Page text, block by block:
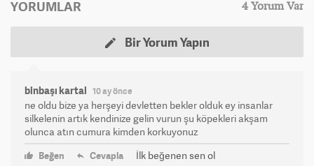
YORUMLAR 4 Yorum Var
Bir Yorum Yapın
binbaşı kartal 10 ay önce
ne oldu bize ya herşeyi devletten bekler olduk ey insanlar
silkelenin artık kendinize gelin vurun şu köpekleri akşam
olunca atın cumura kimden korkuyonuz
Beğen Cevapla İlk beğenen sen ol